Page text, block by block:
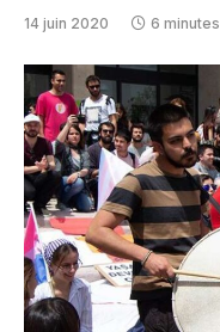
14 juin 2020 6 minutes